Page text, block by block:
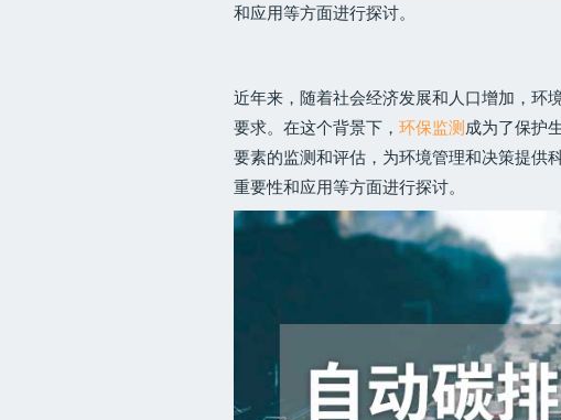
和应用等方面进行探讨。
近年来，随着社会经济发展和人口增加，环
要求。在这个背景下， 环保监测成为了保护
要素的监测和评估，为环境管理和决策提供
重要性和应用等方面进行探讨。